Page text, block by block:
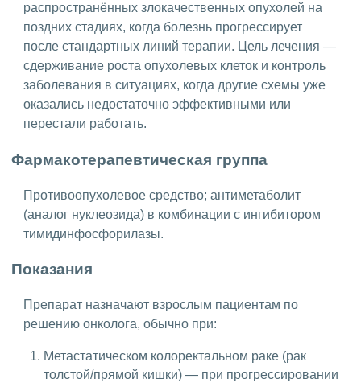
распространённых злокачественных опухолей на
поздних стадиях, когда болезнь прогрессирует
после стандартных линий терапии. Цель лечения —
сдерживание роста опухолевых клеток и контроль
заболевания в ситуациях, когда другие схемы уже
оказались недостаточно эффективными или
перестали работать.
Фармакотерапевтическая группа
Противоопухолевое средство; антиметаболит
(аналог нуклеозида) в комбинации с ингибитором
тимидинфосфорилазы.
Показания
Препарат назначают взрослым пациентам по
решению онколога, обычно при:
Метастатическом колоректальном раке (рак
толстой/прямой кишки) — при прогрессировании